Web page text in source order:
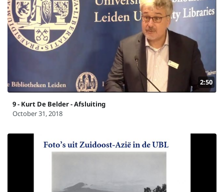
2:50
9 - Kurt De Belder - Afsluiting
October 31, 2018